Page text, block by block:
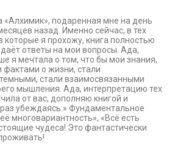
«Алхимик», подаренная мне на день
назад. Именно сейчас, в тех
которые я прохожу, книга полностью
ответы на мои вопросы. Ада,
я мечтала о том, что бы мои знания,
о жизни, стали
стали взаимосвязанными
мышления. Ада, интерпретацию тех
от вас, дополняю книгой и
убеждаясь:» Фундаментальное
многовариантность», «Всё есть
чудеса! Это фантастически